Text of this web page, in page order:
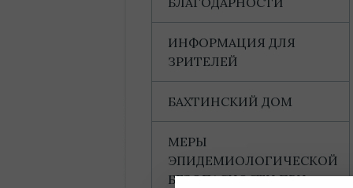
ИНФОРМАЦИЯ ДЛЯ
ЗРИТЕЛЕЙ
БАХТИНСКИЙ ДОМ
МЕРЫ
ЭПИДЕМИОЛОГИЧЕСКОЙ
БЕЗОПАСНОСТИ ПРИ